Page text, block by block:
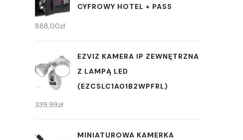
CYFROWY HOTEL + PASS
888,00zł
EZVIZ KAMERA IP ZEWNĘTRZNA
Z LAMPĄ LED
(EZCSLC1A01B2WPFRL)
339,99zł
MINIATUROWA KAMERKA